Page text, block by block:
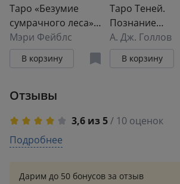
Таро «Безумие
сумрачного леса».
Страшные сказки
для тех, кто ищет
ответы
Мэри Фейблс
В корзину
Таро Теней.
Познание
сущности
Подарочное
издание
А. Дж. Голлов
В корзину
Отзывы
3,6 из 5/ 10 оценок
5
Подробнее
Дарим до 50 бонусов за отзыв